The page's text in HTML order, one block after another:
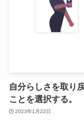
自分らしさを取り
ことを選択する。
2023年1月22日